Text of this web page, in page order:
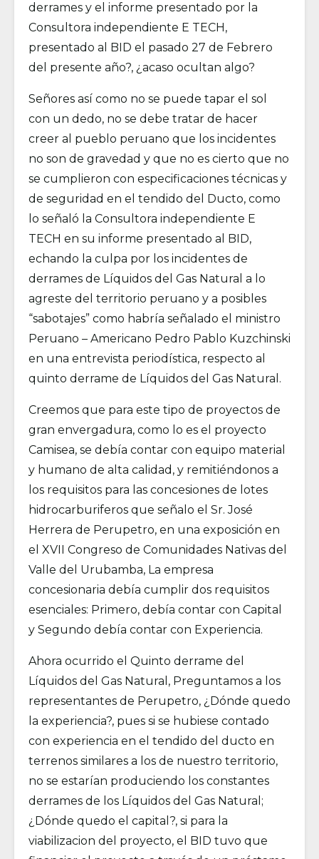
derrames y el informe presentado por la
Consultora independiente E TECH,
presentado al BID el pasado 27 de Febrero
del presente año?, ¿acaso ocultan algo?
Señores así como no se puede tapar el sol
con un dedo, no se debe tratar de hacer
creer al pueblo peruano que los incidentes
no son de gravedad y que no es cierto que no
se cumplieron con especificaciones técnicas y
de seguridad en el tendido del Ducto, como
lo señaló la Consultora independiente E
TECH en su informe presentado al BID,
echando la culpa por los incidentes de
derrames de Líquidos del Gas Natural a lo
agreste del territorio peruano y a posibles
“sabotajes” como habría señalado el ministro
Peruano – Americano Pedro Pablo Kuzchinski
en una entrevista periodística, respecto al
quinto derrame de Líquidos del Gas Natural.
Creemos que para este tipo de proyectos de
gran envergadura, como lo es el proyecto
Camisea, se debía contar con equipo material
y humano de alta calidad, y remitiéndonos a
los requisitos para las concesiones de lotes
hidrocarburiferos que señalo el Sr. José
Herrera de Perupetro, en una exposición en
el XVII Congreso de Comunidades Nativas del
Valle del Urubamba, La empresa
concesionaria debía cumplir dos requisitos
esenciales: Primero, debía contar con Capital
y Segundo debía contar con Experiencia.
Ahora ocurrido el Quinto derrame del
Líquidos del Gas Natural, Preguntamos a los
representantes de Perupetro, ¿Dónde quedo
la experiencia?, pues si se hubiese contado
con experiencia en el tendido del ducto en
terrenos similares a los de nuestro territorio,
no se estarían produciendo los constantes
derrames de los Líquidos del Gas Natural;
¿Dónde quedo el capital?, si para la
viabilizacion del proyecto, el BID tuvo que